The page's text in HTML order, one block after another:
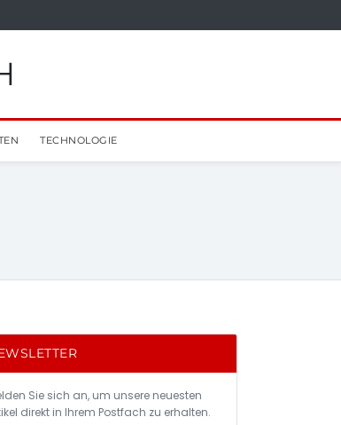
TECHNOLOGIE
Sie sich an, um unsere neuesten
direkt in Ihrem Postfach zu erhalten.